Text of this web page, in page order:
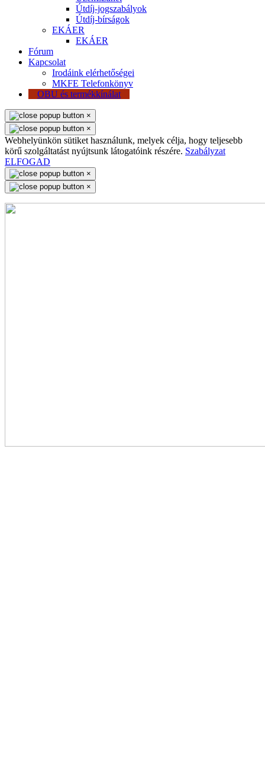
Útdíj-jogszabályok
Útdíj-bírságok
EKÁER
EKÁER
Fórum
Kapcsolat
Irodáink elérhetőségei
MKFE Telefonkönyv
OBU és termékkínálat
×
×
Webhelyünkön sütiket használunk, melyek célja, hogy teljesebb
körű szolgáltatást nyújtsunk látogatóink részére. Szabályzat
ELFOGAD
×
×